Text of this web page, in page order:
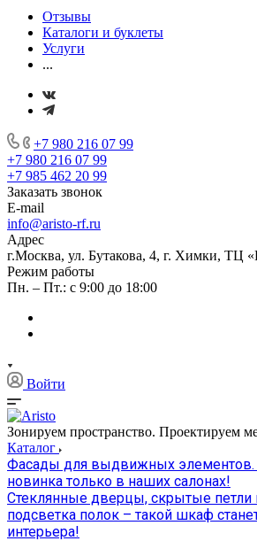
Отзывы
Каталоги и буклеты
Услуги
...
+7 980 216 07 99
+7 980 216 07 99
+7 985 462 20 99
Заказать звонок
E-mail
info@aristo-rf.ru
Адрес
г.Москва, ул. Бутакова, 4, г. Химки, ТЦ
Режим работы
Пн. – Пт.: с 9:00 до 18:00
Войти
Зонируем пространство. Проектируем
Каталог
Фасады для выдвижных элементов.
новинка только в наших салонах!
Стеклянные дверцы, скрытые петли
подсветка полок – такой шкаф
интерьера!